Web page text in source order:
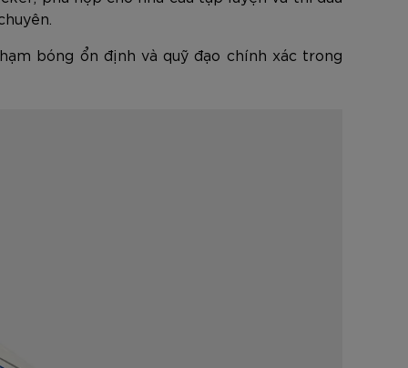
bóng ổn định và quỹ đạo chính xác trong